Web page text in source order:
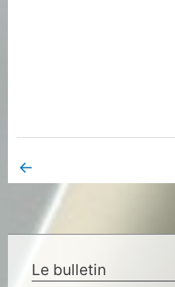
←
Le bulletin